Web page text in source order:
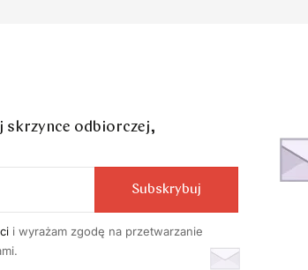
skrzynce odbiorczej,
i wyrażam zgodę na przetwarzanie
Subskrybuj